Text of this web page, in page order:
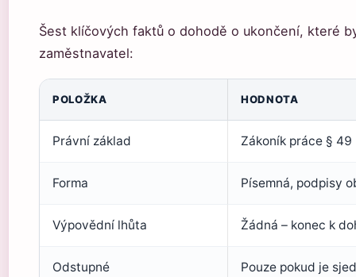
Šest klíčových faktů o dohodě o ukončení, které
zaměstnavatel:
POLOŽKA HODNOTA
Právní základ Zákoník práce §
Forma Písemná, podpisy
Výpovědní lhůta Žádná – konec k
Odstupné Pouze pokud je